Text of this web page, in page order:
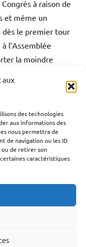
aux
des technologies
aux informations des
nous permettra de
de navigation ou les ID
ou de retirer son
caractéristiques
à raison de
et même un
dès le premier tour
l’Assemblée
la moindre
violence avec
victoires pour
des Outremers.